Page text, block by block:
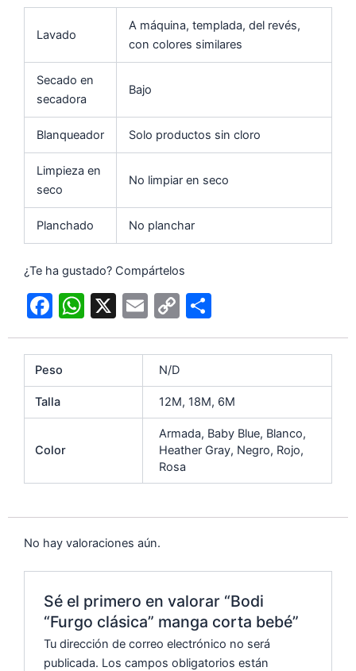
Lavado
A máquina, templada, del revés,
con colores similares
Secado en
secadora
Bajo
Blanqueador Solo productos sin cloro
Limpieza en
seco
No limpiar en seco
Planchado No planchar
¿Te ha gustado? Compártelos
F
a
c
e
b
o
k
W
h
at
s
X
E
m
ai
l
C
o
p
y
Li
n
k
o
m
p
ar
tir
Peso N/D
Talla 12M, 18M, 6M
Color
Armada, Baby Blue, Blanco,
Heather Gray, Negro, Rojo,
Rosa
No hay valoraciones aún.
Sé el primero en valorar “Bodi
“Furgo clásica” manga corta bebé”
Tu dirección de correo electrónico no será
publicada. Los campos obligatorios están